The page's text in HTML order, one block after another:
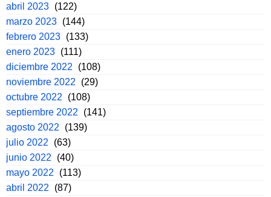
abril 2023 (122)
marzo 2023 (144)
febrero 2023 (133)
enero 2023 (111)
diciembre 2022
(108)
noviembre 2022
(29)
octubre 2022
(108)
septiembre 2022
(141)
agosto 2022
(139)
julio 2022
(63)
junio 2022
(40)
mayo 2022
(113)
abril 2022
(87)